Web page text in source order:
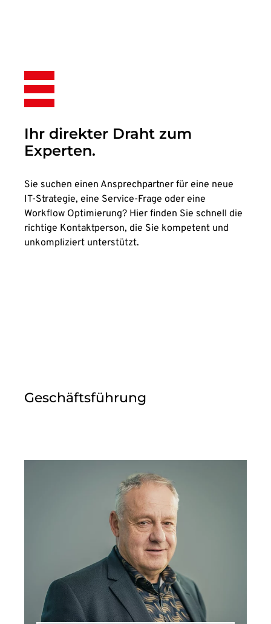
Ihr direkter Draht zum
Experten.
Sie suchen einen Ansprechpartner für eine neue
IT-Strategie, eine Service-Frage oder eine
Workflow Optimierung? Hier finden Sie schnell die
richtige Kontaktperson, die Sie kompetent und
unkompliziert unterstützt.
Geschäftsführung